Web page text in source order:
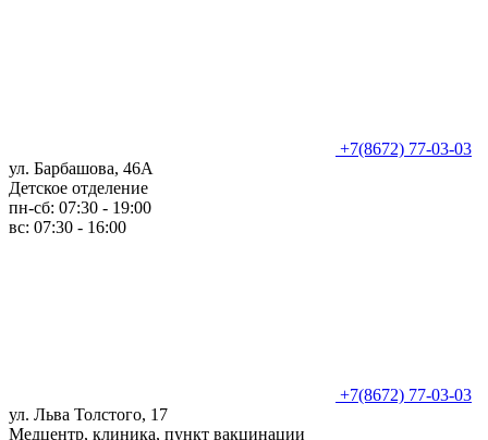
+7(8672) 77-03-03
ул. Барбашова, 46А
Детское отделение
пн-сб: 07:30 - 19:00
вс: 07:30 - 16:00
+7(8672) 77-03-03
ул. Льва Толстого, 17
Медцентр, клиника, пункт вакцинации